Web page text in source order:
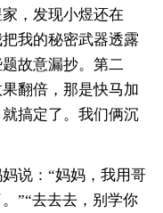
，发现小煜还在
我的秘密武器透露
故意漏抄。第二
翻倍，那是快马加
搞定了。我们俩沉
说：“妈妈，我用哥
”“去去去，别学你